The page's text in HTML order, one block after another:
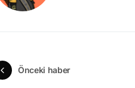
Önceki haber